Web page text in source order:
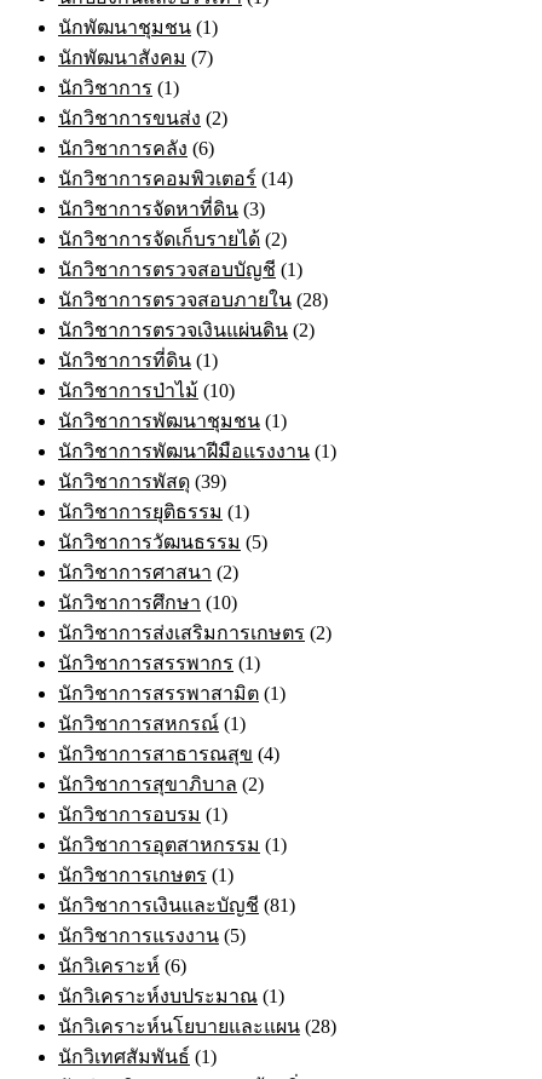
นักพัฒนาชุมชน (1)
นักพัฒนาสังคม (7)
นักวิชาการ (1)
นักวิชาการขนส่ง (2)
นักวิชาการคลัง (6)
นักวิชาการคอมพิวเตอร์ (14)
นักวิชาการจัดหาที่ดิน (3)
นักวิชาการจัดเก็บรายได้ (2)
นักวิชาการตรวจสอบบัญชี (1)
นักวิชาการตรวจสอบภายใน (28)
นักวิชาการตรวจเงินแผ่นดิน (2)
นักวิชาการที่ดิน (1)
นักวิชาการป่าไม้ (10)
นักวิชาการพัฒนาชุมชน (1)
นักวิชาการพัฒนาฝีมือแรงงาน (1)
นักวิชาการพัสดุ (39)
นักวิชาการยุติธรรม (1)
นักวิชาการวัฒนธรรม (5)
นักวิชาการศาสนา (2)
นักวิชาการศึกษา (10)
นักวิชาการส่งเสริมการเกษตร (2)
นักวิชาการสรรพากร (1)
นักวิชาการสรรพาสามิต (1)
นักวิชาการสหกรณ์ (1)
นักวิชาการสาธารณสุข (4)
นักวิชาการสุขาภิบาล (2)
นักวิชาการอบรม (1)
นักวิชาการอุตสาหกรรม (1)
นักวิชาการเกษตร (1)
นักวิชาการเงินและบัญชี (81)
นักวิชาการแรงงาน (5)
นักวิเคราะห์ (6)
นักวิเคราะห์งบประมาณ (1)
นักวิเคราะห์นโยบายและแผน (28)
นักวิเทศสัมพันธ์ (1)